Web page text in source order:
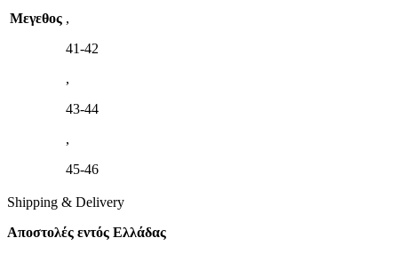
Μεγεθος ,
41-42
,
43-44
,
45-46
Shipping & Delivery
Αποστολές εντός Ελλάδας